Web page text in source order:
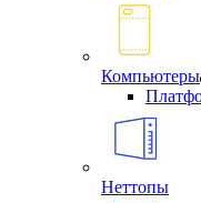
Компьютеры
Неттопы